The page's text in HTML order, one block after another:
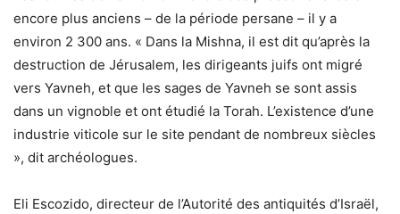
encore plus anciens – de la période persane – il y a
environ 2 300 ans. « Dans la Mishna, il est dit qu’après la
destruction de Jérusalem, les dirigeants juifs ont migré
vers Yavneh, et que les sages de Yavneh se sont assis
dans un vignoble et ont étudié la Torah. L’existence d’une
industrie viticole sur le site pendant de nombreux siècles
», dit archéologues.
Eli Escozido, directeur de l’Autorité des antiquités d’Israël,